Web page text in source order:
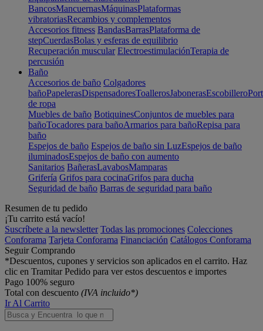
BancosMancuernasMáquinasPlataformas
vibratoriasRecambios y complementos
Accesorios fitness BandasBarrasPlataforma de
stepCuerdasBolas y esferas de equilibrio
Recuperación muscular ElectroestimulaciónTerapia de
percusión
Baño
Accesorios de baño Colgadores
bañoPapelerasDispensadoresToallerosJabonerasEscobillero
de ropa
Muebles de baño BotiquinesConjuntos de muebles para
bañoTocadores para bañoArmarios para bañoRepisa para
baño
Espejos de baño Espejos de baño sin LuzEspejos de baño
iluminadosEspejos de baño con aumento
Sanitarios BañerasLavabosMamparas
Grifería Grifos para cocinaGrifos para ducha
Seguridad de baño Barras de seguridad para baño
Resumen de tu pedido
¡Tu carrito está vacío!
Suscríbete a la newsletter Todas las promociones Colecciones
Conforama Tarjeta Conforama Financiación Catálogos Conforama
Seguir Comprando
*Descuentos, cupones y servicios son aplicados en el carrito. Haz
clic en Tramitar Pedido para ver estos descuentos e importes
Pago 100% seguro
Total con descuento (IVA incluido*)
Ir Al Carrito